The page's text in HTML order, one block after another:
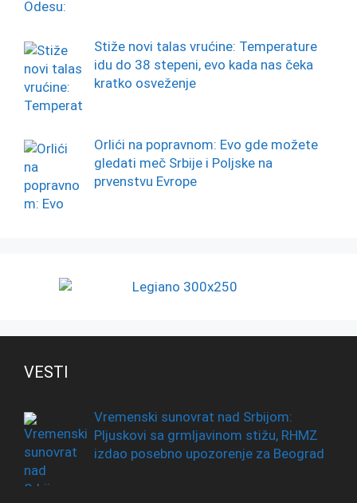
Stiže novi talas vrućine: Temperature
idu do 38 stepeni, evo kada nas čeka
kratko osveženje
Orlići na popravnom: Evo gde možete
gledati meč Srbije i Poljske na
prvenstvu Evrope
VESTI
Vremenski sunovrat nad Srbijom:
Pljuskovi sa grmljavinom stižu, RHMZ
izdao posebno upozorenje za Beograd